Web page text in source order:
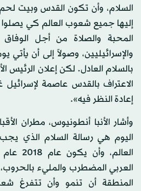
السلام، وأن تكون القدس وبيت
إليها جميع شعوب العالم كي يصلوا
المحبة والصلاة من أجل
والإسرائيليين، وصولاً إلى أن يأتي
بالسلام العادل. لكن إعلان الرئيس
الاعتراف بالقدس عاصمة
إعادة النظر فيه».
وأشار الأنبا أنطونيوس، مطران
اليوم هي رسالة السلام الذي
العربي المضطرب والمليء
المنطقة أن تنمو وأن تتفرغ